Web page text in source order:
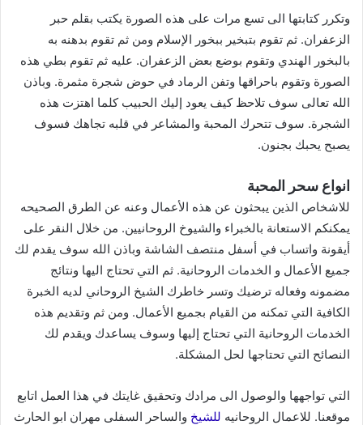
وتكرر كتابتها الى تسع مرات على هذه الصورة يكتب بقلم حبر
الزعفران. ثم تقوم بتبخير ببخور الإسلام ومن ثم تقوم بدهنه به
بالبخور الهندي وتقوم بوضع بعض الزعفران. عليه ثم تقوم بطي هذه
الصورة وتقوم باحراقها وتفن الرماد في حوض شجرة مثمرة. وباذن
الله تعالى سوف تلاحظ كيف يعود إليك الحبيب كلما اهتزت هذه
الشجرة. سوف تتحرك المحبة والمشاعر في قلبه تجاهك فسوف
يصبح يحبك بجنون.
انواع سحر المحبة
للاشخاص الذين يبحثون عن هذه الأعمال وعنه عن الطرق الصحيحه
يمكنكم الاستعانة بالخبراء والشيوخ الروحانيين. من خلال النقر على
أيقونة واتساب في أسفل منتصف الشاشة وباذن الله سوف يقدم لك
جميع الأعمال و الخدمات الروحانية. ثم التي تحتاج اليها ونتائج
مضمونه وفعاله ترضيك وتسر خاطرك الشيخ الروحاني لديه الخبرة
الكافية التي تمكنه من القيام بجميع الأعمال. ومن ثم وتقديم هذه
الخدمات الروحانية التي تحتاج إليها وسوف يساعدك ويقدم لك
النصائح التي تحتاجها لحل المشكلة.
التي تواجهها والوصول الى مرادك وتحقيق غايتك في هذا العمل اتابع
موقعنا. للاعمال الروحانيه للشيخ والساحر السفلى مهران ابو الحارث